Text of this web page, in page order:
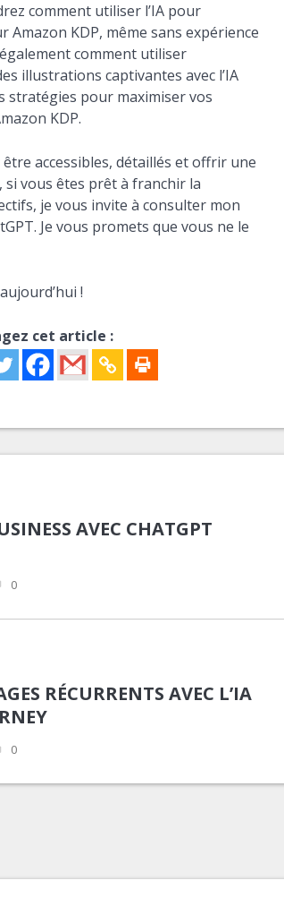
comment utiliser l’IA pour
KDP, même sans expérience
comment utiliser
illustrations captivantes avec l’IA
stratégies pour maximiser vos
KDP.
accessibles, détaillés et offrir une
vous êtes prêt à franchir la
je vous invite à consulter mon
Je vous promets que vous ne le
!
cet article :
AVEC CHATGPT
0
RÉCURRENTS AVEC L’IA
0